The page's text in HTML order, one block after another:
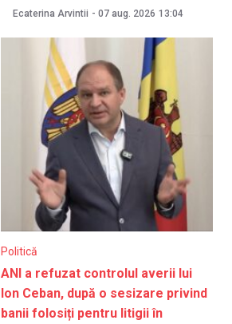
Ecaterina Arvintii - 07 aug. 2026 13:04
Politică
ANI a refuzat controlul averii lui
Ion Ceban, după o sesizare privind
banii folosiți pentru litigii în